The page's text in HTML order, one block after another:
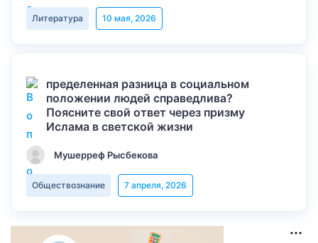
Литература 10 мая, 2026
пределенная разница в социальном
положении людей справедлива?
Поясните свой ответ через призму
Ислама в светской жизни
Мушерреф Рысбекова
Обществознание 7 апреля, 2026